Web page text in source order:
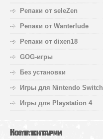
Репаки от seleZen
Репаки от Wanterlude
Репаки от dixen18
GOG-игры
Без установки
Игры для Nintendo Switch
Игры для Playstation 4
Комментарии